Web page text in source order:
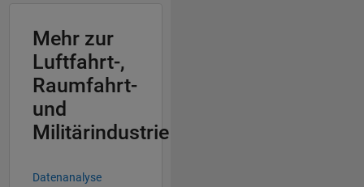
Mehr zur
Luftfahrt-,
Raumfahrt-
und
Militärindustrie
Datenanalyse